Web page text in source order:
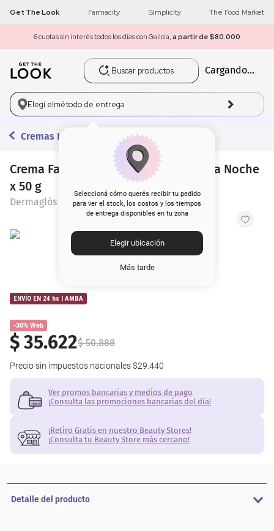
Get The Look Farmacity Simplicity The Food Market
6 cuotas sin interés todos los días con Galicia, a partir de $80.000
Buscar productos
Cargando...
Elegí elmétodo de entrega
Seleccioná cómo querés recibir tu pedido
para ver el stock, los costos y los tiempos
de entrega disponibles en tu zona
Elegir ubicación
Más tarde
Cremas Hidratantes
Crema Facial Dermaglós Ultra Firmeza Noche
x 50 g
Dermaglós
ENVÍO EN 24 hs | AMBA
-30% Web
$35.622$ 50.888
Precio sin impuestos nacionales $29.440
Ver promos bancarias y medios de pago
¡Consulta las promociones bancarias del día!
¡Retiro Gratis en nuestro Beauty Stores!
¡Consulta tu Beauty Store más cercano!
Detalle del producto
1 get the look
2 máscara pestañas
3.
5. corrector
9. cher
10. contorno